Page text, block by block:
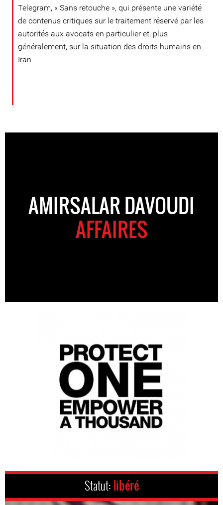
Telegram, « Sans retouche », qui présente une variété
de contenus critiques sur le traitement réservé par les
autorités aux avocats en particulier et, plus
généralement, sur la situation des droits humains en
Iran
AMIRSALAR DAVOUDI
AFFAIRES
Statut: libéré